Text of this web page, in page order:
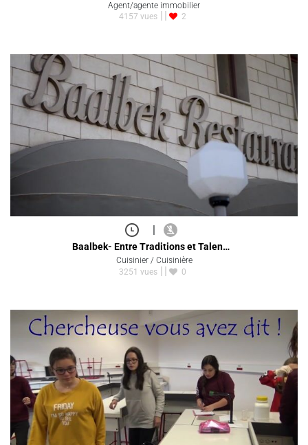
Agent/agente immobilier
4157 vues
2
|
Baalbek- Entre Traditions et Talen…
Cuisinier / Cuisinière
3251 vues
0